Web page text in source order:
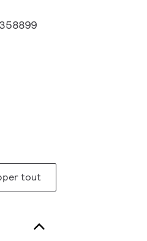
tout